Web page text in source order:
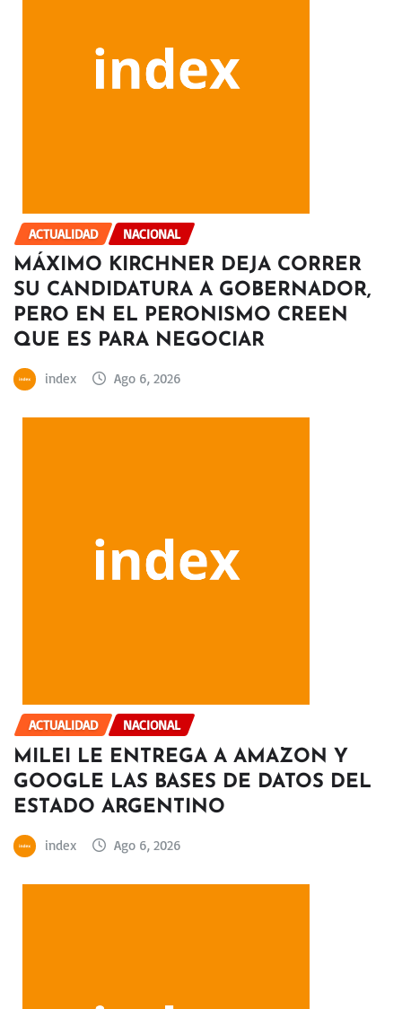
ACTUALIDAD NACIONAL
MÁXIMO KIRCHNER DEJA CORRER
SU CANDIDATURA A GOBERNADOR,
PERO EN EL PERONISMO CREEN
QUE ES PARA NEGOCIAR
index Ago 6, 2026
ACTUALIDAD NACIONAL
MILEI LE ENTREGA A AMAZON Y
GOOGLE LAS BASES DE DATOS DEL
ESTADO ARGENTINO
index Ago 6, 2026